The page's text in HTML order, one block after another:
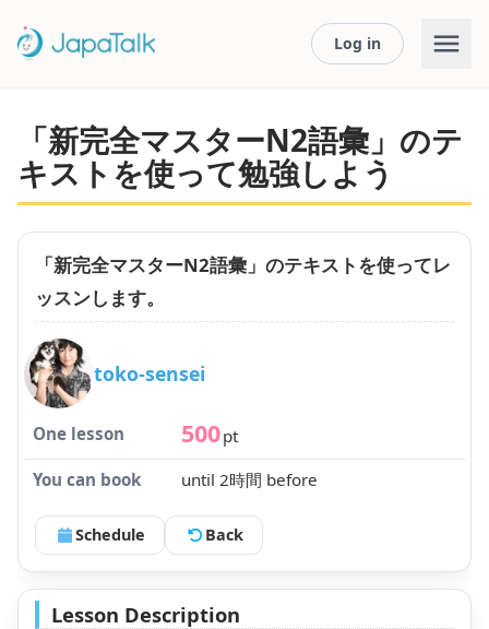
Log in
「新完全マスターN2語彙」のテ
キストを使って勉強しよう
「新完全マスターN2語彙」のテキストを使ってレ
ッスンします。
toko-sensei
One lesson 500pt
You can book
until 2時間 before
Schedule Back
Lesson Description